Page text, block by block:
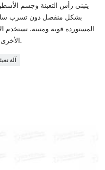
يتبنى رأس التعبئة وجسم
بشكل منفصل دون تسرب
الأخرى أجزاء معيارية يسهل استبدالها وصيانتها.
آلة